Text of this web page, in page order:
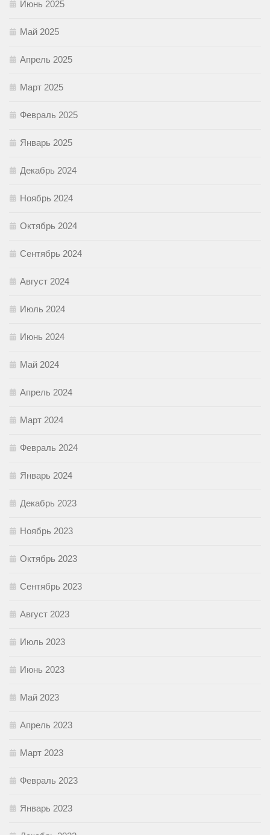
Июнь 2025
Май 2025
Апрель 2025
Март 2025
Февраль 2025
Январь 2025
Декабрь 2024
Ноябрь 2024
Октябрь 2024
Сентябрь 2024
Август 2024
Июль 2024
Июнь 2024
Май 2024
Апрель 2024
Март 2024
Февраль 2024
Январь 2024
Декабрь 2023
Ноябрь 2023
Октябрь 2023
Сентябрь 2023
Август 2023
Июль 2023
Июнь 2023
Май 2023
Апрель 2023
Март 2023
Февраль 2023
Январь 2023